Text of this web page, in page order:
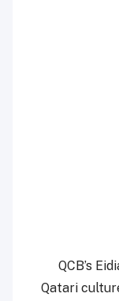
QCB’s
Qatari